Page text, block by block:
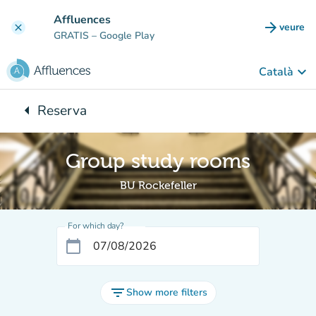
clear Affluences
GRATIS – Google Play arrow_forward veure
(new
Català keyboard_arrow_down
arrow_leftBack to:
Reserva
Group study rooms
BU Rockefeller
For which day?
calendar_today
filter_listShow more filters